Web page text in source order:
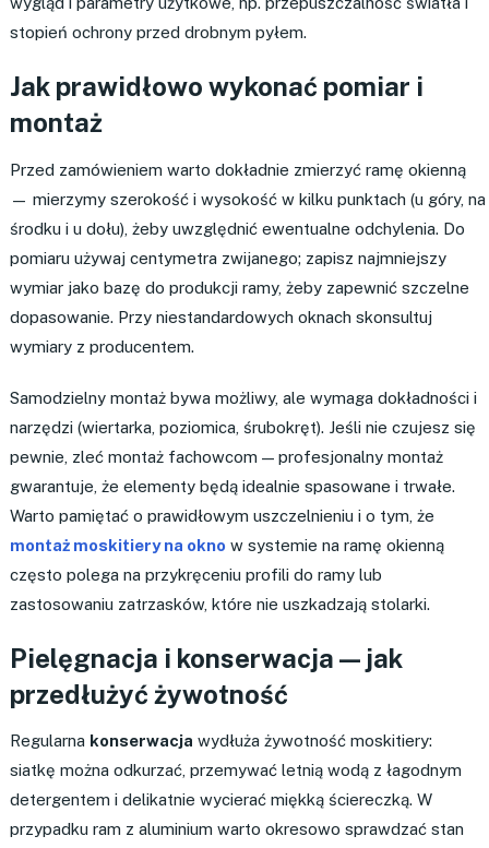
stopień ochrony przed drobnym pyłem.
Jak prawidłowo wykonać pomiar i
montaż
Przed zamówieniem warto dokładnie zmierzyć ramę okienną
— mierzymy szerokość i wysokość w kilku punktach (u góry, na
środku i u dołu), żeby uwzględnić ewentualne odchylenia. Do
pomiaru używaj centymetra zwijanego; zapisz najmniejszy
wymiar jako bazę do produkcji ramy, żeby zapewnić szczelne
dopasowanie. Przy niestandardowych oknach skonsultuj
wymiary z producentem.
Samodzielny montaż bywa możliwy, ale wymaga dokładności i
narzędzi (wiertarka, poziomica, śrubokręt). Jeśli nie czujesz się
pewnie, zleć montaż fachowcom — profesjonalny montaż
gwarantuje, że elementy będą idealnie spasowane i trwałe.
Warto pamiętać o prawidłowym uszczelnieniu i o tym, że
montaż moskitiery na okno w systemie na ramę okienną
często polega na przykręceniu profili do ramy lub
zastosowaniu zatrzasków, które nie uszkadzają stolarki.
Pielęgnacja i konserwacja — jak
przedłużyć żywotność
Regularna konserwacja wydłuża żywotność moskitiery:
siatkę można odkurzać, przemywać letnią wodą z łagodnym
detergentem i delikatnie wycierać miękką ściereczką. W
przypadku ram z aluminium warto okresowo sprawdzać stan